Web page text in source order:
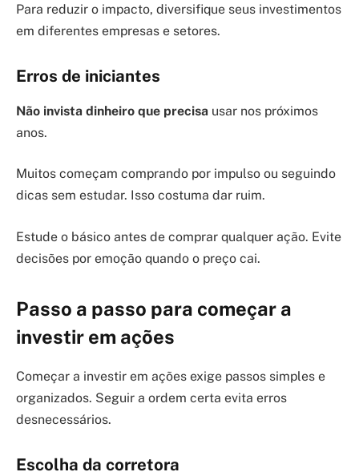
Para reduzir o impacto, diversifique seus investimentos
em diferentes empresas e setores.
Erros de iniciantes
Não invista dinheiro que precisa usar nos próximos
anos.
Muitos começam comprando por impulso ou seguindo
dicas sem estudar. Isso costuma dar ruim.
Estude o básico antes de comprar qualquer ação. Evite
decisões por emoção quando o preço cai.
Passo a passo para começar a
investir em ações
Começar a investir em ações exige passos simples e
organizados. Seguir a ordem certa evita erros
desnecessários.
Escolha da corretora